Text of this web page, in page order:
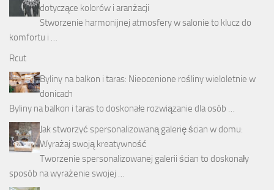
dotyczące kolorów i aranżacji
Stworzenie harmonijnej atmosfery w salonie to klucz do
komfortu i …
Rcut
Byliny na balkon i taras: Nieocenione rośliny wieloletnie w
donicach
Byliny na balkon i taras to doskonałe rozwiązanie dla osób …
Jak stworzyć spersonalizowaną galerię ścian w domu:
Wyrażaj swoją kreatywność
Tworzenie spersonalizowanej galerii ścian to doskonały
sposób na wyrażenie swojej …